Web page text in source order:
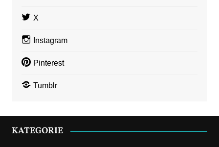
X
Instagram
Pinterest
Tumblr
KATEGORIE